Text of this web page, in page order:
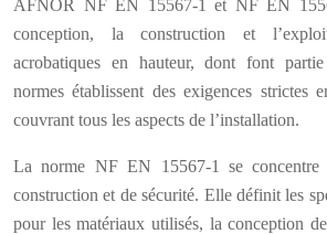
AFNOR NF EN 15567-1 et NF EN
conception, la construction et
acrobatiques en hauteur, dont font
normes établissent des exigences strictes
couvrant tous les aspects de l’installation.
La norme NF EN 15567-1 se concentre
construction et de sécurité. Elle définit les
pour les matériaux utilisés, la conception